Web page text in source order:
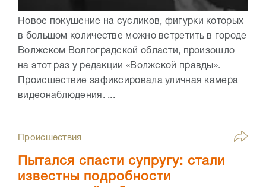
Новое покушение на сусликов, фигурки которых
в большом количестве можно встретить в городе
Волжском Волгоградской области, произошло
на этот раз у редакции «Волжской правды».
Происшествие зафиксировала уличная камера
видеонаблюдения. ...
Происшествия
Пытался спасти супругу: стали
известны подробности